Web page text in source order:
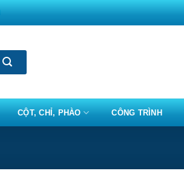
CỘT, CHỈ, PHÀO CÔNG TRÌNH